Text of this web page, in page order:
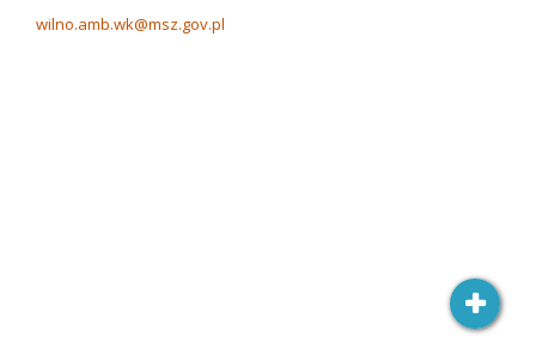
wilno.amb.wk@msz.gov.pl